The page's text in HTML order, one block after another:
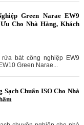
Green Narae EW9
Cho Nhà Hàng, Khách
bát công nghiệp EW9
Green Narae...
Chuẩn ISO Cho Nhà